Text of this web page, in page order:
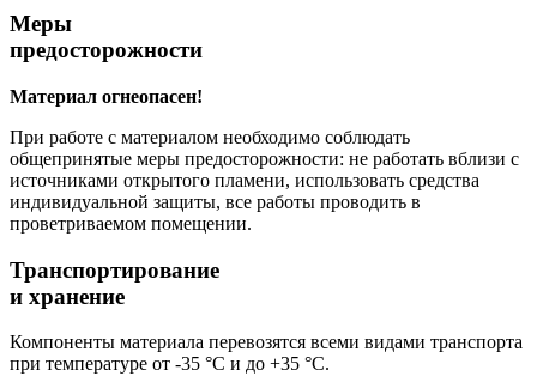
Меры
предосторожности
Материал огнеопасен!
При работе с материалом необходимо соблюдать
общепринятые меры предосторожности: не работать вблизи с
источниками открытого пламени, использовать средства
индивидуальной защиты, все работы проводить в
проветриваемом помещении.
Транспортирование
и хранение
Компоненты материала перевозятся всеми видами транспорта
при температуре от -35 °С и до +35 °С.